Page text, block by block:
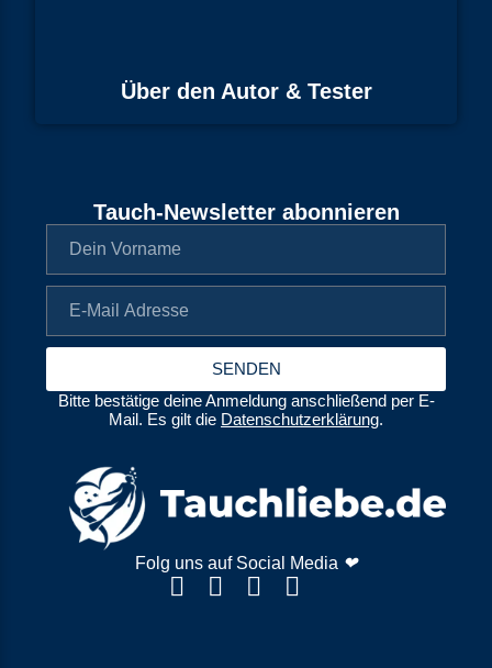
Über den Autor & Tester
Folg uns auf Social Media ❤
Tauch-Newsletter abonnieren
SENDEN
Bitte bestätige deine Anmeldung anschließend per E-
Mail. Es gilt die Datenschutzerklärung.